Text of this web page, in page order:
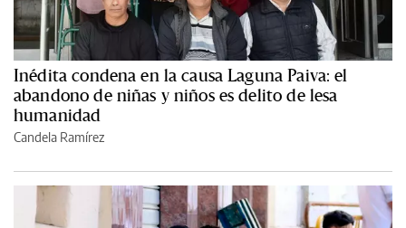
Inédita condena en la causa Laguna Paiva: el
abandono de niñas y niños es delito de lesa
humanidad
Candela Ramírez